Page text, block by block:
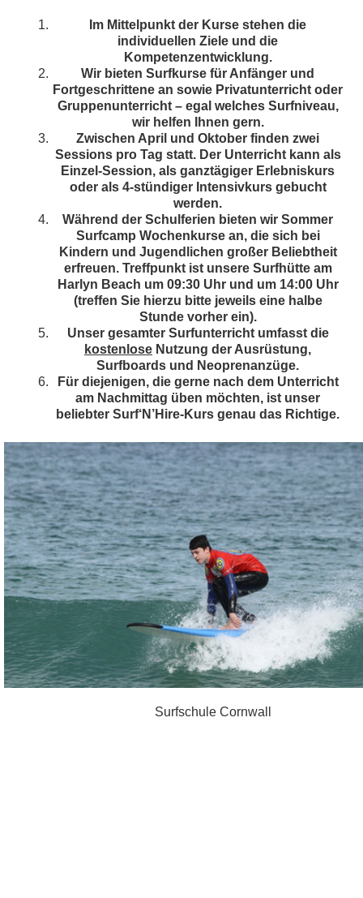
Im Mittelpunkt der Kurse stehen die
individuellen Ziele und die
Kompetenzentwicklung.
Wir bieten Surfkurse für Anfänger und
Fortgeschrittene an sowie Privatunterricht oder
Gruppenunterricht – egal welches Surfniveau,
wir helfen Ihnen gern.
Zwischen April und Oktober finden zwei
Sessions pro Tag statt. Der Unterricht kann als
Einzel-Session, als ganztägiger Erlebniskurs
oder als 4-stündiger Intensivkurs gebucht
werden.
Während der Schulferien bieten wir Sommer
Surfcamp Wochenkurse an, die sich bei
Kindern und Jugendlichen großer Beliebtheit
erfreuen. Treffpunkt ist unsere Surfhütte am
Harlyn Beach um 09:30 Uhr und um 14:00 Uhr
(treffen Sie hierzu bitte jeweils eine halbe
Stunde vorher ein).
Unser gesamter Surfunterricht umfasst die
kostenlose Nutzung der Ausrüstung,
Surfboards und Neoprenanzüge.
Für diejenigen, die gerne nach dem Unterricht
am Nachmittag üben möchten, ist unser
beliebter Surf‘N’Hire-Kurs genau das Richtige.
Surfschule Cornwall